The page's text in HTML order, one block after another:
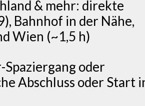
& mehr: direkte
Bahnhof in der Nähe,
Wien (~1,5 h)
oder
Abschluss oder Start